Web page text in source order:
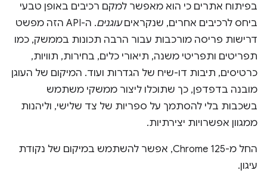
בפיתוח אתרים כי הוא מאפשר למקם רכיבים באופן טבעי
ביחס לרכיבים אחרים, שנקראיםעוגנים
. ה-API הזה מפשט
דרישות פריסה מורכבות עבור הרבה תכונות בממשק, כמו
תפריטים ותפריטי משנה, תיאורי כלים, בחירות, תוויות,
כרטיסים, תיבות דו-שיח של הגדרות ועוד. המיקום של העוגן
מובנה בדפדפן, כך שתוכלו ליצור ממשקי משתמש
בשכבות בלי להסתמך על ספריות של צד שלישי, וליהנות
ממגוון אפשרויות יצירתיות.
החל מ-Chrome 125, אפשר להשתמש במיקום של נקודת
עיגון.